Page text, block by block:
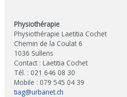
Physiothérapie
Physiothérapie Laetitia Cochet
Chemin de la Coulat 6
1036 Sullens
Contact : Laetitia Cochet
Tél. : 021 646 08 30
Mobile : 079 545 04 39
tiag@urbanet.ch